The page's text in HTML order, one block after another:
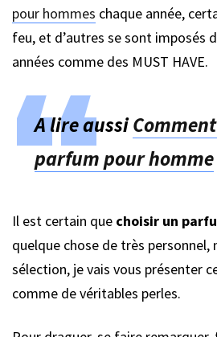
pour hommes chaque année,
feu, et d’autres se sont imposés
années comme des MUST HAVE.
A lire aussi
parfum pour homme
Il est certain que choisir un
quelque chose de très personnel,
sélection, je vais vous présenter
comme de véritables perles.